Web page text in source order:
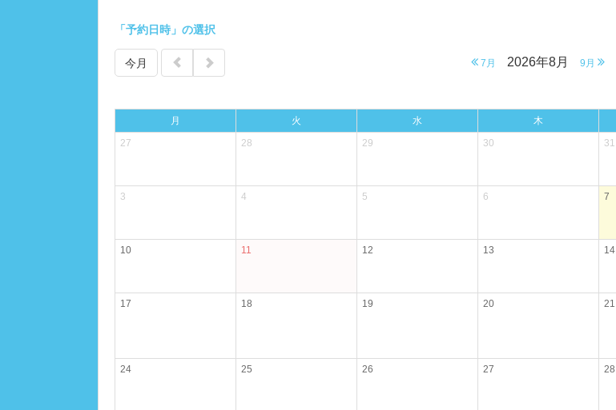
「予約日時」の選択
今月 7月 2026年8月 9月
月 火 水 木
27
28 29 30 31
3 4 5 6 7
10 11 12 13 14
17 18 19 20 21
24 25 26 27 28